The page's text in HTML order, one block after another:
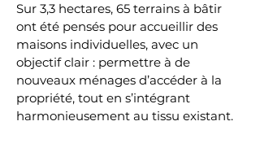
Sur 3,3 hectares, 65 terrains à bâtir
ont été pensés pour accueillir des
maisons individuelles, avec un
objectif clair : permettre à de
nouveaux ménages d’accéder à la
propriété, tout en s’intégrant
harmonieusement au tissu existant.